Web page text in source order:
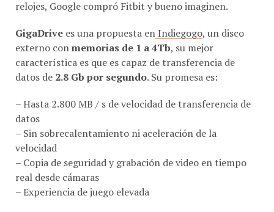
externo conmemorias de 1 a 4Tb, su mejor
característica es que es capaz de transferencia de
datos de2.8 Gb por segundo . Su promesa es:
datos
– Sin sobrecalentamiento ni aceleración de la
velocidad
– Copia de seguridad y grabación de video en tiempo
real desde cámaras
– Experiencia de juego elevada